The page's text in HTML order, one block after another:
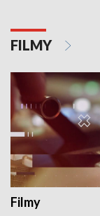
FILMY
Filmy